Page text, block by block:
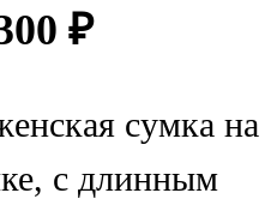
₽
сумка на
с длинным